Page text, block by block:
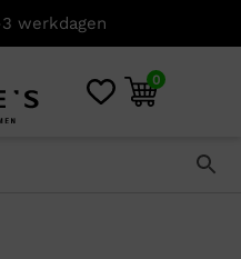
werkdagen
0